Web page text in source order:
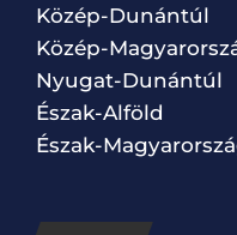
Közép-Dunántúl
Közép-
Nyugat-Dunántúl
Észak-Alföld
Észak-